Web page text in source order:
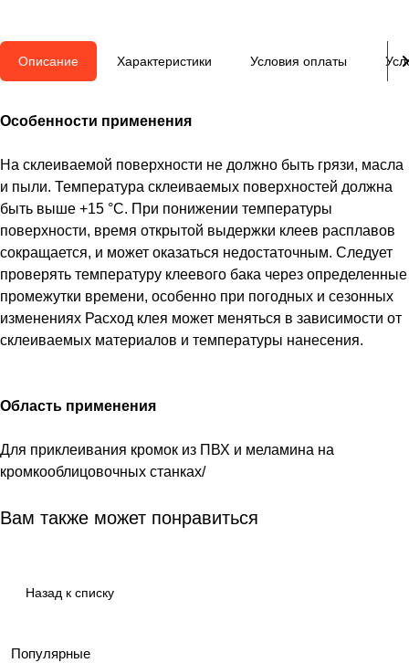
Описание Характеристики Условия оплаты
Особенности применения
На склеиваемой поверхности не должно быть грязи, масла
и пыли. Температура склеиваемых поверхностей должна
быть выше +15 °C. При понижении температуры
поверхности, время открытой выдержки клеев расплавов
сокращается, и может оказаться недостаточным. Следует
проверять температуру клеевого бака через определенные
промежутки времени, особенно при погодных и сезонных
изменениях Расход клея может меняться в зависимости от
склеиваемых материалов и температуры нанесения.
Область применения
Для приклеивания кромок из ПВХ и меламина на
кромкооблицовочных станках/
Вам также может понравиться
Назад к списку
Популярные